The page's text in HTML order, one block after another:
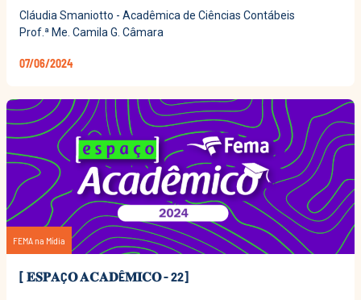
Cláudia Smaniotto - Acadêmica de Ciências Contábeis
Prof.ª Me. Camila G. Câmara
07/06/2024
FEMA na Mídia
[ 𝐄𝐒𝐏𝐀Ç𝐎 𝐀𝐂𝐀𝐃Ê𝐌𝐈𝐂𝐎 - 22]